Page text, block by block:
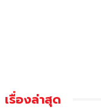
เรื่องล่าสุด